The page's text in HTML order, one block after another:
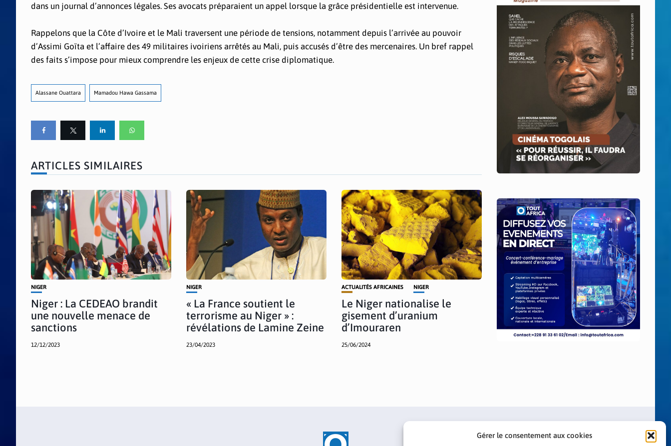
Gérer le consentement aux cookies
dans un journal d’annonces légales. Ses avocats préparaient un appel lorsque la grâce présidentielle est intervenue.
Rappelons que la Côte d’Ivoire et le Mali traversent une période de tensions, notamment depuis l’arrivée au pouvoir
d’Assimi Goïta et l’affaire des 49 militaires ivoiriens arrêtés au Mali, puis accusés d’être des mercenaires. Un bref rappel
des faits s’impose pour mieux comprendre les enjeux de cette crise diplomatique.
Alassane Ouattara Mamadou Hawa Gassama
ARTICLES SIMILAIRES
NIGER
Niger : La CEDEAO brandit
une nouvelle menace de
sanctions
12/12/2023
NIGER
« La France soutient le
terrorisme au Niger » :
révélations de Lamine Zeine
23/04/2023
ACTUALITÉS AFRICAINES NIGER
Le Niger nationalise le
gisement d’uranium
d’Imouraren
25/06/2024